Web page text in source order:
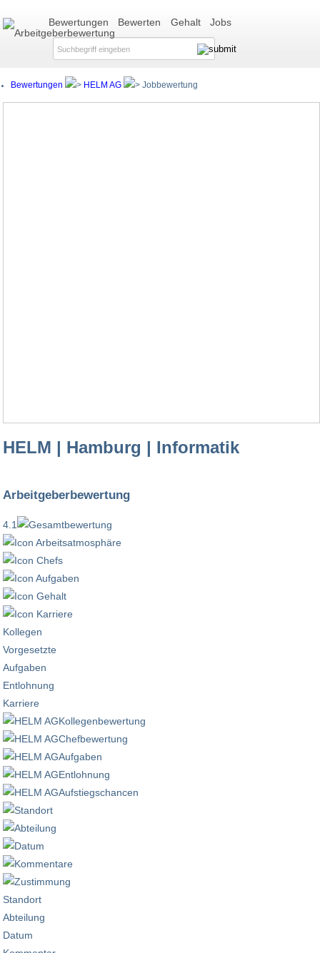
Bewertungen Bewerten Gehalt Jobs
Bewertungen HELM AG Jobbewertung
HELM | Hamburg | Informatik
Arbeitgeberbewertung
4.1
Kollegen
Vorgesetzte
Aufgaben
Entlohnung
Karriere
Standort
Abteilung
Datum